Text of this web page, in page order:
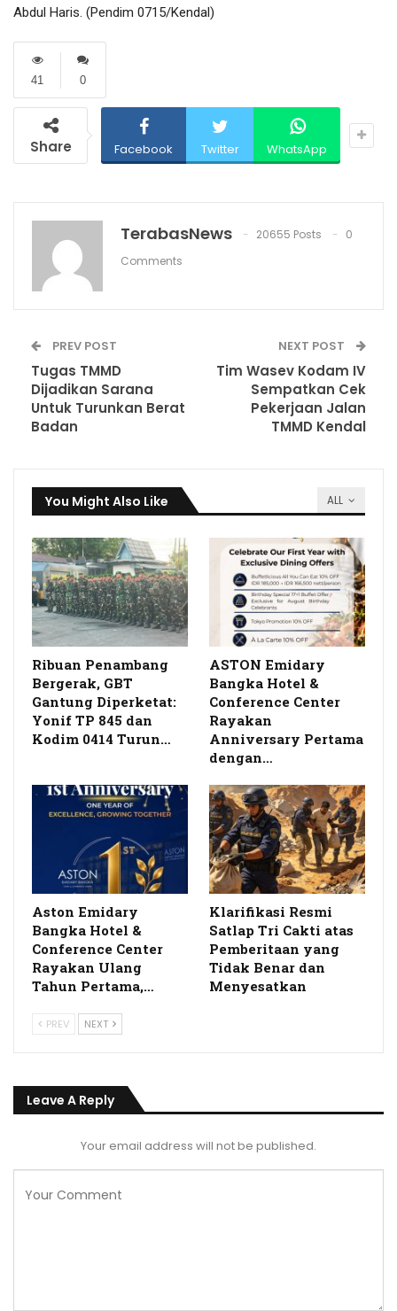
Abdul Haris. (Pendim 0715/Kendal)
0
41
Share Facebook Twitter WhatsApp
TerabasNews 20655 Posts
0
Comments
PREV POST
Tugas TMMD
Dijadikan Sarana
Untuk Turunkan Berat
Badan
NEXT POST
Tim Wasev Kodam IV
Sempatkan Cek
Pekerjaan Jalan
TMMD Kendal
ALL
You Might Also Like
Ribuan Penambang
Bergerak, GBT
Gantung Diperketat:
Yonif TP 845 dan
Kodim 0414 Turun…
ASTON Emidary
Bangka Hotel &
Conference Center
Rayakan
Anniversary Pertama
dengan…
Aston Emidary
Bangka Hotel &
Conference Center
Rayakan Ulang
Tahun Pertama,…
Klarifikasi Resmi
Satlap Tri Cakti atas
Pemberitaan yang
Tidak Benar dan
Menyesatkan
PREV NEXT
Leave A Reply
Your email address will not be published.